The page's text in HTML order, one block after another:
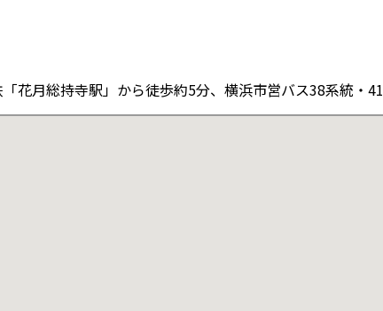
花月総持寺駅」から徒歩約5分、横浜市営バス38系統・